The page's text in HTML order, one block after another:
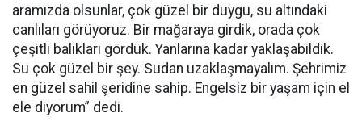
aramızda olsunlar, çok güzel bir duygu, su altındaki
canlıları görüyoruz. Bir mağaraya girdik, orada çok
çeşitli balıkları gördük. Yanlarına kadar yaklaşabildik.
Su çok güzel bir şey. Sudan uzaklaşmayalım. Şehrimiz
en güzel sahil şeridine sahip. Engelsiz bir yaşam için el
ele diyorum” dedi.